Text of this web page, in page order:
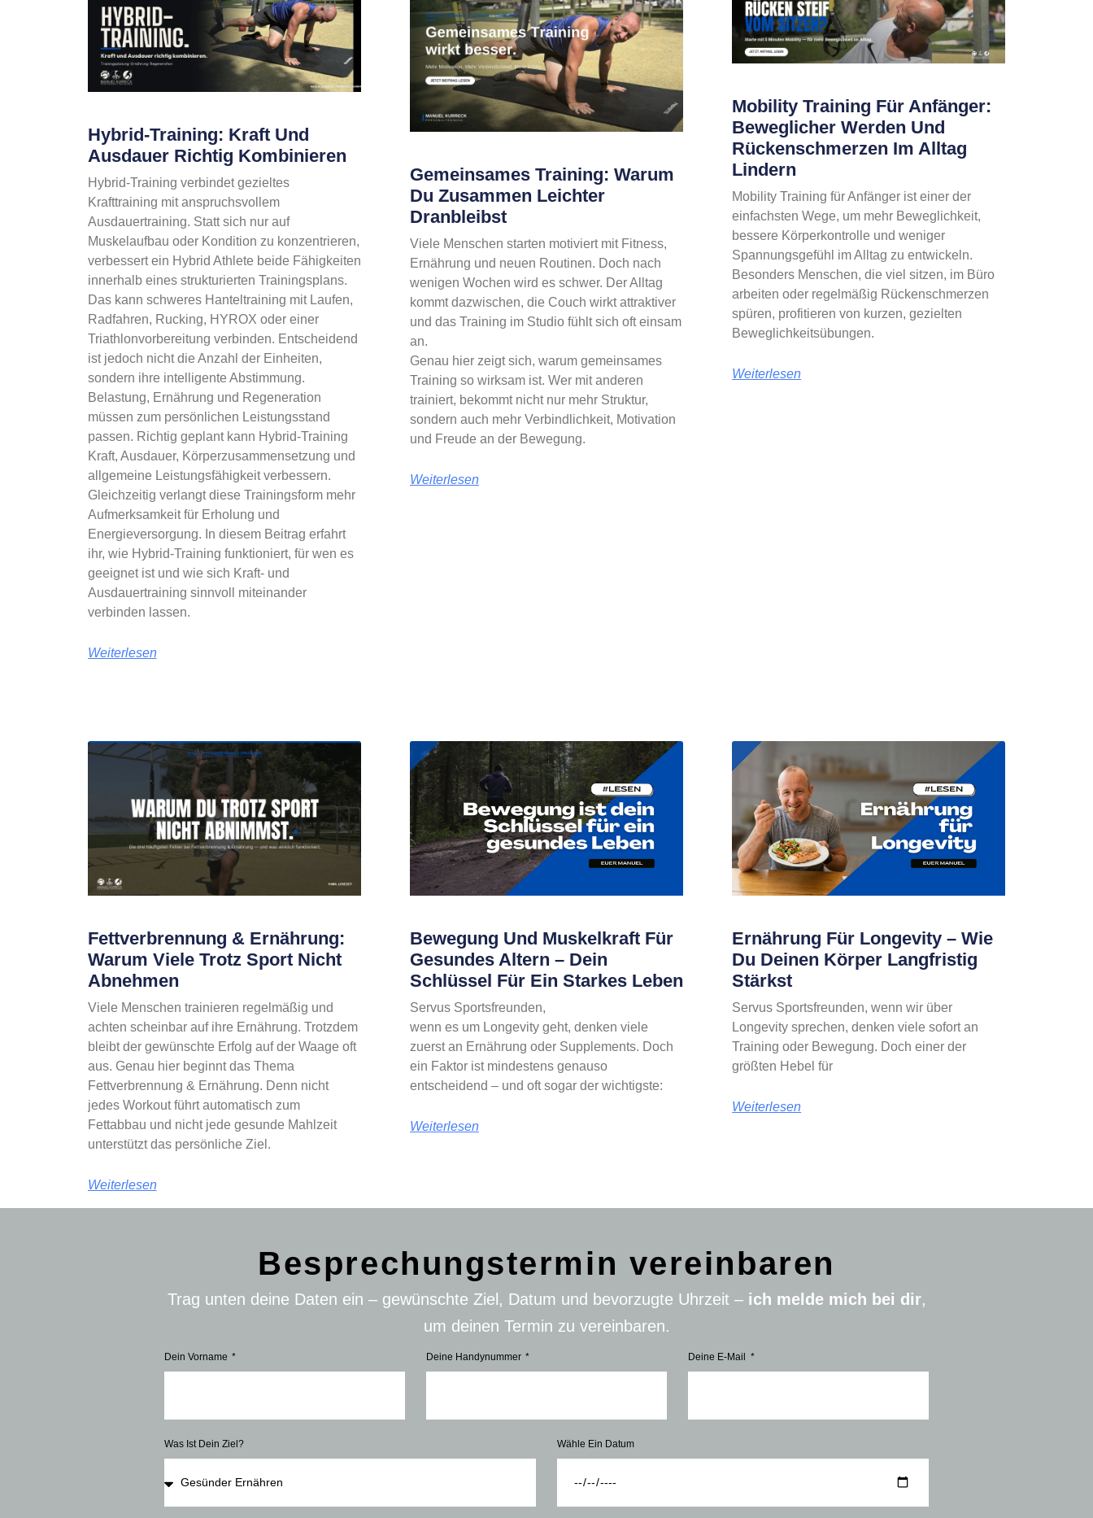
Hybrid-Training: Kraft Und
Ausdauer Richtig Kombinieren
Hybrid-Training verbindet gezieltes
Krafttraining mit anspruchsvollem
Ausdauertraining. Statt sich nur auf
Muskelaufbau oder Kondition zu konzentrieren,
verbessert ein Hybrid Athlete beide Fähigkeiten
innerhalb eines strukturierten Trainingsplans.
Das kann schweres Hanteltraining mit Laufen,
Radfahren, Rucking, HYROX oder einer
Triathlonvorbereitung verbinden. Entscheidend
ist jedoch nicht die Anzahl der Einheiten,
sondern ihre intelligente Abstimmung.
Belastung, Ernährung und Regeneration
müssen zum persönlichen Leistungsstand
passen. Richtig geplant kann Hybrid-Training
Kraft, Ausdauer, Körperzusammensetzung und
allgemeine Leistungsfähigkeit verbessern.
Gleichzeitig verlangt diese Trainingsform mehr
Aufmerksamkeit für Erholung und
Energieversorgung. In diesem Beitrag erfahrt
ihr, wie Hybrid-Training funktioniert, für wen es
geeignet ist und wie sich Kraft- und
Ausdauertraining sinnvoll miteinander
verbinden lassen.
Weiterlesen
Gemeinsames Training: Warum
Du Zusammen Leichter
Dranbleibst
Viele Menschen starten motiviert mit Fitness,
Ernährung und neuen Routinen. Doch nach
wenigen Wochen wird es schwer. Der Alltag
kommt dazwischen, die Couch wirkt attraktiver
und das Training im Studio fühlt sich oft einsam
an.
Genau hier zeigt sich, warum gemeinsames
Training so wirksam ist. Wer mit anderen
trainiert, bekommt nicht nur mehr Struktur,
sondern auch mehr Verbindlichkeit, Motivation
und Freude an der Bewegung.
Weiterlesen
Mobility Training Für Anfänger:
Beweglicher Werden Und
Rückenschmerzen Im Alltag
Lindern
Mobility Training für Anfänger ist einer der
einfachsten Wege, um mehr Beweglichkeit,
bessere Körperkontrolle und weniger
Spannungsgefühl im Alltag zu entwickeln.
Besonders Menschen, die viel sitzen, im Büro
arbeiten oder regelmäßig Rückenschmerzen
spüren, profitieren von kurzen, gezielten
Beweglichkeitsübungen.
Weiterlesen
Fettverbrennung & Ernährung:
Warum Viele Trotz Sport Nicht
Abnehmen
Viele Menschen trainieren regelmäßig und
achten scheinbar auf ihre Ernährung. Trotzdem
bleibt der gewünschte Erfolg auf der Waage oft
aus. Genau hier beginnt das Thema
Fettverbrennung & Ernährung. Denn nicht
jedes Workout führt automatisch zum
Fettabbau und nicht jede gesunde Mahlzeit
unterstützt das persönliche Ziel.
Weiterlesen
Bewegung Und Muskelkraft Für
Gesundes Altern – Dein
Schlüssel Für Ein Starkes Leben
Servus Sportsfreunden,
wenn es um Longevity geht, denken viele
zuerst an Ernährung oder Supplements. Doch
ein Faktor ist mindestens genauso
entscheidend – und oft sogar der wichtigste:
Weiterlesen
Ernährung Für Longevity – Wie
Du Deinen Körper Langfristig
Stärkst
Servus Sportsfreunden, wenn wir über
Longevity sprechen, denken viele sofort an
Training oder Bewegung. Doch einer der
größten Hebel für
Weiterlesen
Besprechungstermin vereinbaren
Trag unten deine Daten ein – gewünschte Ziel, Datum und bevorzugte Uhrzeit – ich melde mich bei dir,
um deinen Termin zu vereinbaren.
Dein Vorname Deine Handynummer Deine E-Mail
Was Ist Dein Ziel? Wähle Ein Datum